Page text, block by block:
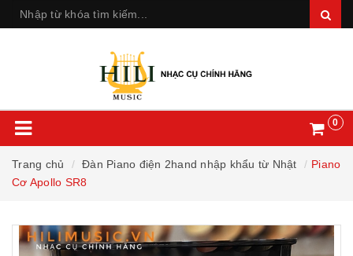
0
Trang chủ Đàn Piano điện 2hand nhập khẩu từ Nhật
Piano
Cơ Apollo SR8